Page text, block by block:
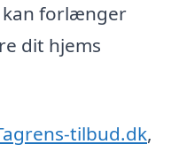
forlænger
dit hjems
tilbud.dk,